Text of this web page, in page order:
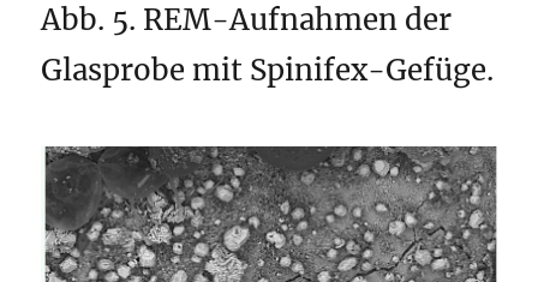
Abb. 5. REM-Aufnahmen der
Glasprobe mit Spinifex-Gefüge.